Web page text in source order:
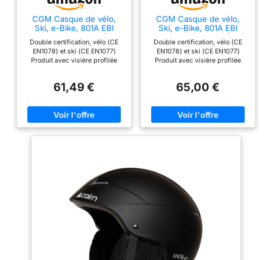
CGM Casque de vélo,
Ski, e-Bike, 801A EBI
Mono, Noir Mat, L (59
cm)
Double certification, vélo (CE
EN1078) et ski (CE EN1077)
Produit avec visière profilée
aux supports latéraux avec des
disponibles comme
accessoires de visières dans
différentes catégories de
entièrement amovibles et
lavables . Les équipements
comprennent le système de
ventilation Air Stream, le
passant à lunettes arrière, la
boucle micrométrique, l'anneau
antivol et le serre-ceinture
61,49 €
CGM Casque de vélo,
Ski, e-Bike, 801A EBI
Mono, Noir Mat, M (57-
58 cm)
Double certification, vélo (CE
EN1078) et ski (CE EN1077)
Produit avec visière profilée
aux supports latéraux avec des
disponibles comme
accessoires de visières dans
différentes catégories de
lavables . Les équipements
comprennent le système de
ventilation Air Stream, le
passant à lunettes arrière, la
boucle micrométrique, l'anneau
antivol et le serre-ceinture
élastique
65,00 €